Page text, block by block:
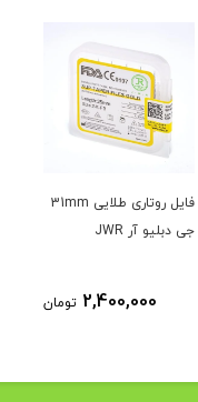
فایل روتاری طلایی 31mm
جی دبلیو آر JWR
2,400,000 تومان